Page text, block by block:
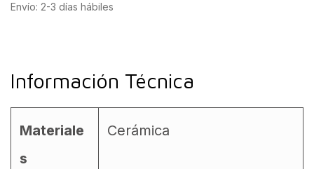
Envío: 2-3 días hábiles
Información Técnica
Materiale
s
Cerámica